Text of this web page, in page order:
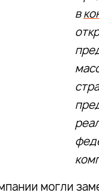
в
могли